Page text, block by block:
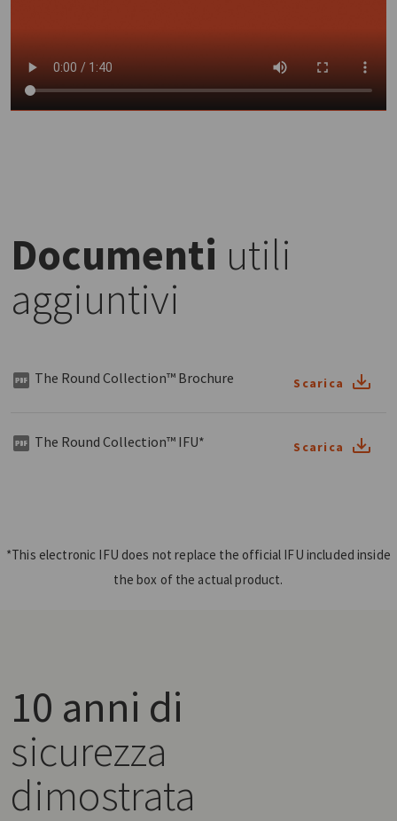
Documenti utili
aggiuntivi
The Round Collection™ Brochure Scarica
The Round Collection™ IFU* Scarica
*This electronic IFU does not replace the official IFU included inside
the box of the actual product.
10 anni di
sicurezza
dimostrata